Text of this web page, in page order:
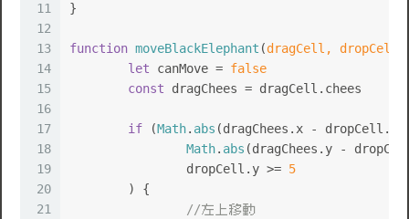
11
12
13
14
15
16
17
18
19
20
21
}
function moveBlackElephant (dragCell, dropCell
let canMove = false
const dragChees = dragCell. chees
if (Math. abs (dragChees. x - dropCell.
Math. abs (dragChees. y -
		dropCell.
y >= 5
	) {
//左上移動